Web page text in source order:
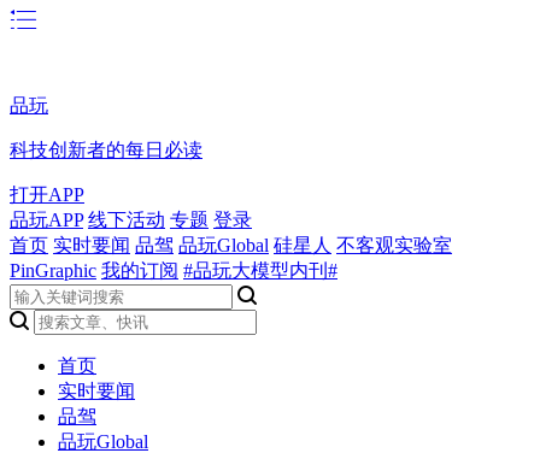
品玩
科技创新者的每日必读
打开APP
品玩APP 线下活动 专题 登录
首页 实时要闻 品驾 品玩Global 硅星人 不客观实验室
PinGraphic 我的订阅 #品玩大模型内刊#
首页
实时要闻
品驾
品玩Global